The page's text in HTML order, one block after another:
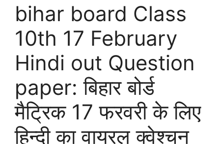
bihar board Class
10th 17 February
Hindi out Question
paper: बिहार बोर्ड
मैट्रिक 17 फरवरी के लिए
हिन्दी का वायरल क्वेश्चन